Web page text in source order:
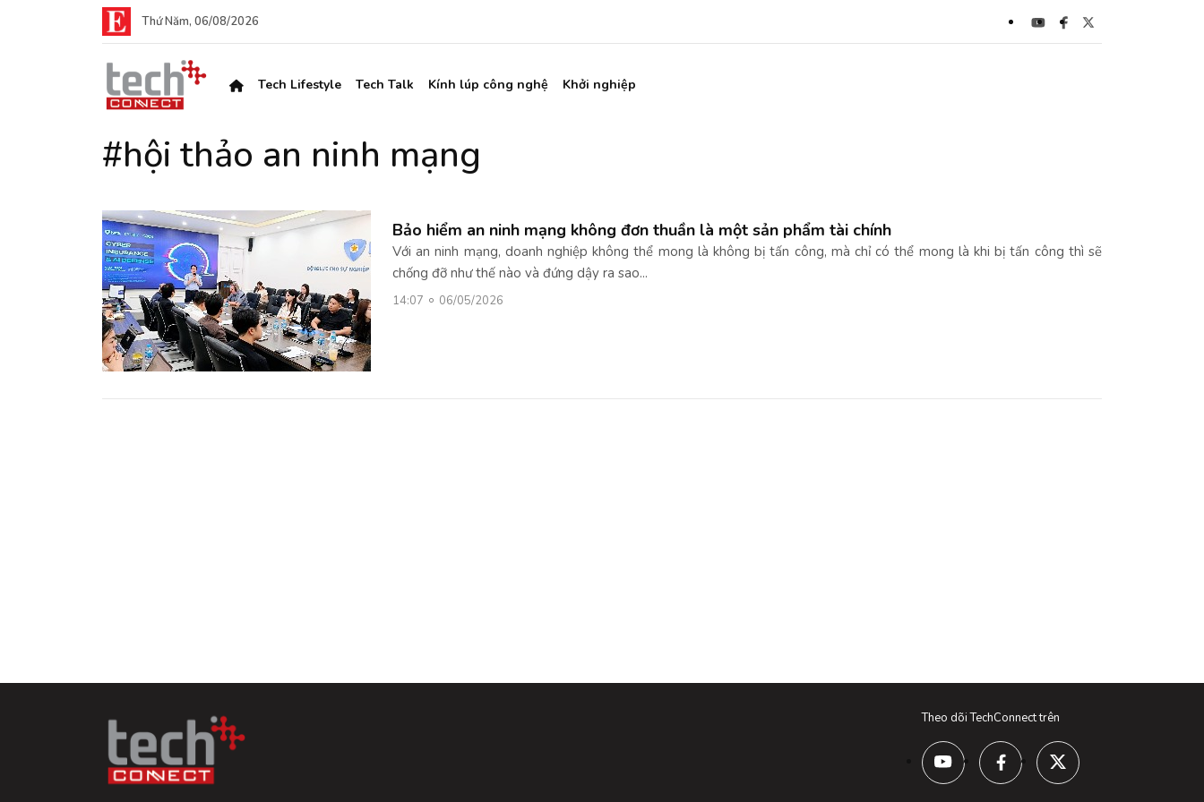
Thứ Năm, 06/08/2026
Tech Lifestyle Tech Talk Kính lúp công nghệ Khởi nghiệp
#hội thảo an ninh mạng
Bảo hiểm an ninh mạng không đơn thuần là một sản phẩm tài chính
Với an ninh mạng, doanh nghiệp không thể mong là không bị tấn công, mà chỉ có thể mong là khi bị tấn công thì sẽ
chống đỡ như thế nào và đứng dậy ra sao...
14:07 06/05/2026
Theo dõi TechConnect trên